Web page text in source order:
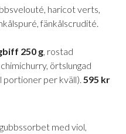
haricot verts,
fänkålscrudité.
250 g, rostad
örtslungad
portioner per kväll). 595 kr
med viol,